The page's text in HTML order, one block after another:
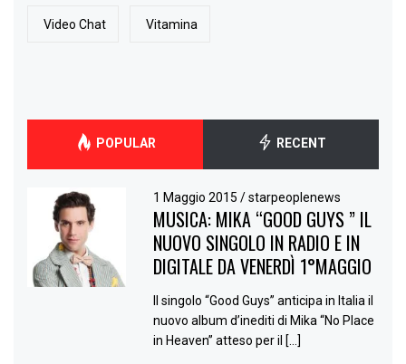
Video Chat Vitamina
POPULAR RECENT
1 Maggio 2015/ starpeoplenews
MUSICA: MIKA “GOOD GUYS ” IL
NUOVO SINGOLO IN RADIO E IN
DIGITALE DA VENERDÌ 1°MAGGIO
Il singolo “Good Guys” anticipa in Italia il
nuovo album d’inediti di Mika “No Place
in Heaven” atteso per il […]